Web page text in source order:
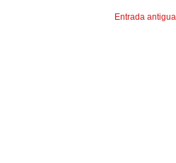
Entrada antigua